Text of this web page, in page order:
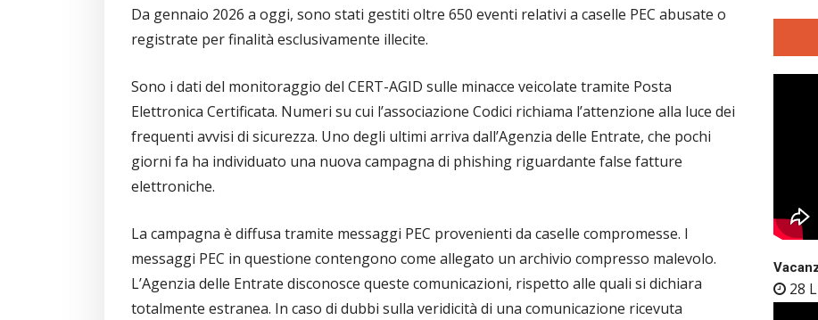
Da gennaio 2026 a oggi, sono stati gestiti oltre 650 eventi relativi a caselle PEC abusate o
registrate per finalità esclusivamente illecite.
Sono i dati del monitoraggio del CERT-AGID sulle minacce veicolate tramite Posta
Elettronica Certificata. Numeri su cui l’associazione Codici richiama l’attenzione alla luce dei
frequenti avvisi di sicurezza. Uno degli ultimi arriva dall’Agenzia delle Entrate, che pochi
giorni fa ha individuato una nuova campagna di phishing riguardante false fatture
elettroniche.
La campagna è diffusa tramite messaggi PEC provenienti da caselle compromesse. I
messaggi PEC in questione contengono come allegato un archivio compresso malevolo.
L’Agenzia delle Entrate disconosce queste comunicazioni, rispetto alle quali si dichiara
totalmente estranea. In caso di dubbi sulla veridicità di una comunicazione ricevuta
28